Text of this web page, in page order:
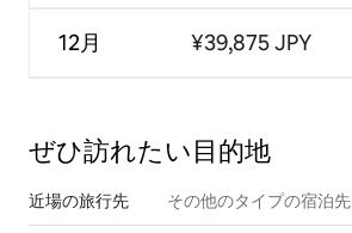
12月 ¥39,875 JPY
ぜひ訪⁠れ⁠た⁠い目⁠的⁠地
近場の旅行先 その他のタ⁠イ⁠プ⁠の宿⁠泊⁠先